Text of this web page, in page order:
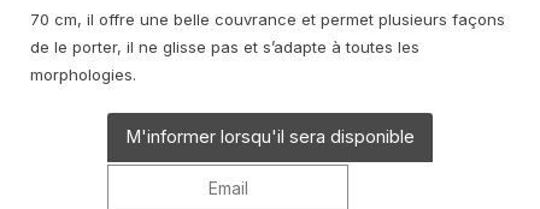
70 cm, il offre une belle couvrance et permet plusieurs façons
de le porter, il ne glisse pas et s’adapte à toutes les
morphologies.
M'informer lorsqu'il sera disponible